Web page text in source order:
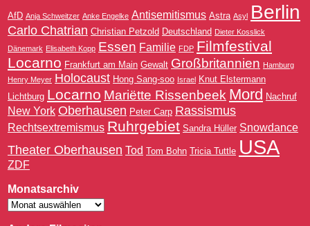
AfD Anja Schweitzer Anke Engelke Antisemitismus Astra Asyl Berlin
Carlo Chatrian Christian Petzold Deutschland Dieter Kosslick
Dänemark Elisabeth Kopp Essen Familie FDP Filmfestival
Locarno Frankfurt am Main Gewalt Großbritannien Hamburg
Henry Meyer Holocaust Hong Sang-soo Israel
Knut Elstermann
Lichtburg Locarno Mariëtte Rissenbeek Mord Nachruf
New York Oberhausen Peter Carp Rassismus
Rechtsextremismus Ruhrgebiet Sandra Hüller Snowdance
Theater Oberhausen Tod Tom Bohn Tricia Tuttle USA
ZDF
Monatsarchiv